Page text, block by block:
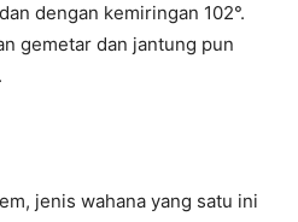
dengan kemiringan 102°.
gemetar dan jantung pun
jenis wahana yang satu ini